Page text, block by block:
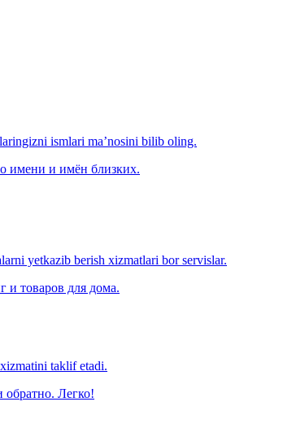
ismlari ma’nosini bilib oling.
имени и имён близких.
yetkazib berish xizmatlari bor servislar.
и товаров для дома.
taklif etadi.
Легко!